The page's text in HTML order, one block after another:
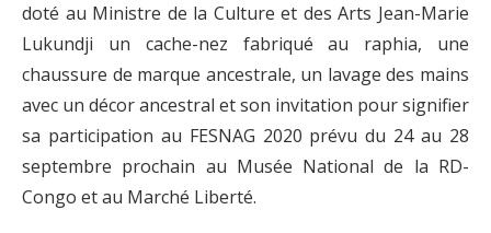
doté au Ministre de la Culture et des Arts Jean-Marie
Lukundji un cache-nez fabriqué au raphia, une
chaussure de marque ancestrale, un lavage des mains
avec un décor ancestral et son invitation pour signifier
sa participation au FESNAG 2020 prévu du 24 au 28
septembre prochain au Musée National de la RD-
Congo et au Marché Liberté.